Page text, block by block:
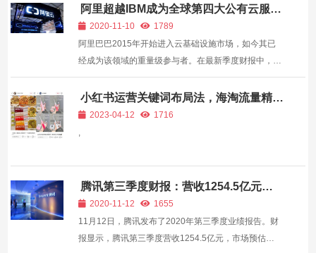
波浪潮，成为最早吃螃蟹的那批人；有人中场入局，却
小步快跑，快速建起了自己的「内容帝...
阿里超越IBM成为全球第四大公有云服务
提供商
2020-11-10
1789
阿里巴巴2015年开始进入云基础设施市场，如今其已
经成为该领域的重量级参与者。在最新季度财报中，阿
里巴巴宣布其云业务营收达到21.94亿美元，超过
IBM（16.5亿美元）位居世界第四。 在云基础设施领
域，亚马逊的AWS仍遥遥领先，其第三季度营收为116
小红书运营关键词布局法，海淘流量精准
排名2023-04-12
1716
,
腾讯第三季度财报：营收1254.5亿元，
游戏收入增长45%
2020-11-12
1655
11月12日，腾讯发布了2020年第三季度业绩报告。财
报显示，腾讯第三季度营收1254.5亿元，市场预估